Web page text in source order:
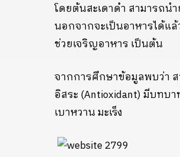
โดยต้นสะเดาดำ สามารถน
นอกจากจะเป็นอาหารได้แ
ช่วยเจริญอาหาร เป็นต้น
จากการศึกษาข้อมูลพบว่า
อิสระ (Antioxidant) มีบทบ
เบาหวาน มะเร็ง